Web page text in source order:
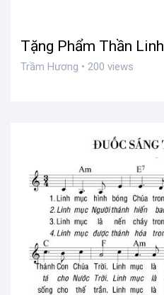
Tặng Phẩm Thần Linh
Trầm Hương • 200 views